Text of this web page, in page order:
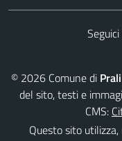
© 2026 Comune di Prali
del sito, testi e
CMS:
Questo sito